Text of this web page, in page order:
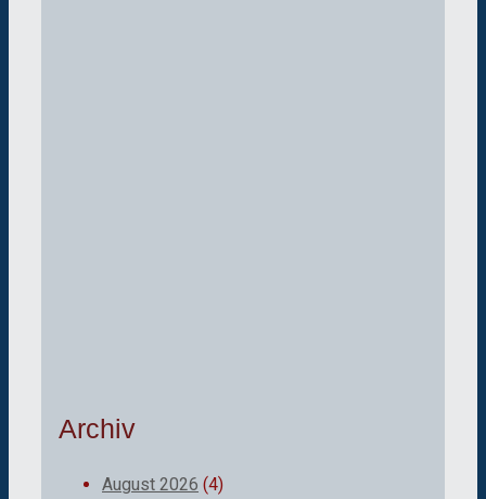
Archiv
August 2026 (4)